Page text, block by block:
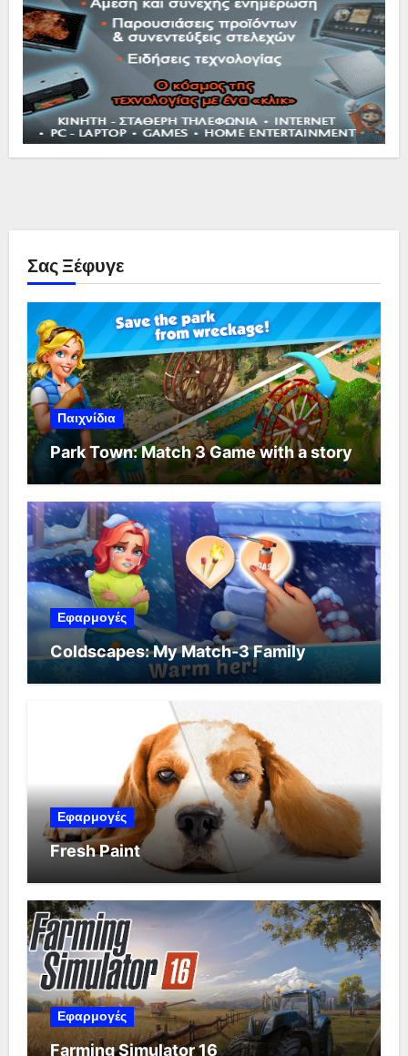
Σας Ξέφυγε
Παιχνίδια
Park Town: Match 3 Game with a story
Εφαρμογές
Coldscapes: My Match-3 Family
Εφαρμογές
Fresh Paint
Εφαρμογές
Farming Simulator 16